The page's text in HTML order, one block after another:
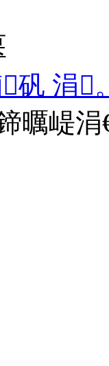
矾 涓
曞崼